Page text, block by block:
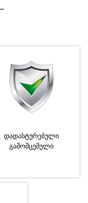
დადასტურებული
გამომცემელი